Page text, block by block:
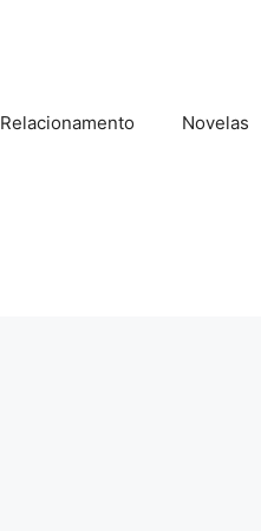
Relacionamento Novelas